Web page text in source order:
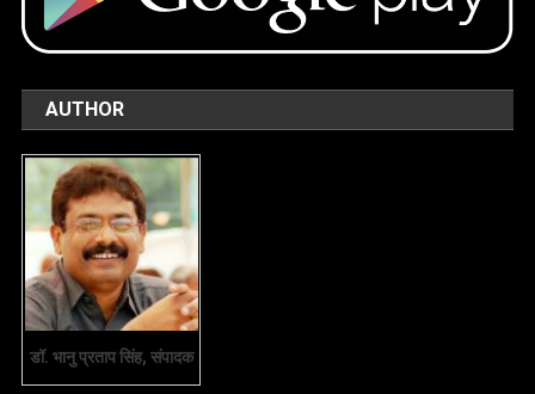
AUTHOR
डॉ. भानु प्रताप सिंह, संपादक